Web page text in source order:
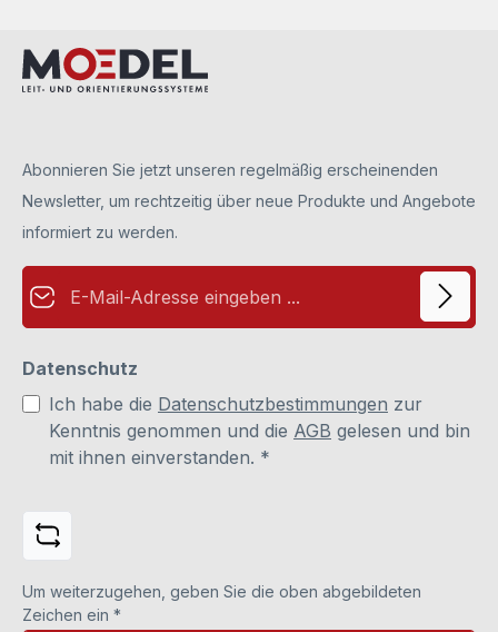
durch Schutzfolien vor Verkratzungen gesichert. Diese bitte
vor der Benutzung abziehen (dies betrifft die Vorder- und
Rückseite).Hinweis: Die Beschriftungseinlagen sind nicht im
Abonnieren Sie jetzt unseren regelmäßig erscheinenden
Newsletter, um rechtzeitig über neue Produkte und Angebote
informiert zu werden.
E-Mail-Adresse*
Datenschutz
Ich habe die Datenschutzbestimmungen zur
Kenntnis genommen und die AGB gelesen und bin
mit ihnen einverstanden. *
Um weiterzugehen, geben Sie die oben abgebildeten
Zeichen ein *